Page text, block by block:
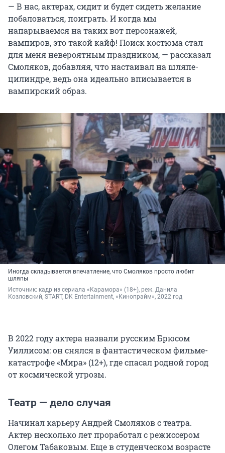
— В нас, актерах, сидит и будет сидеть желание
побаловаться, поиграть. И когда мы
напарываемся на таких вот персонажей,
вампиров, это такой кайф! Поиск костюма стал
для меня невероятным праздником, — рассказал
Смоляков, добавляя, что настаивал на шляпе-
цилиндре, ведь она идеально вписывается в
вампирский образ.
Иногда складывается впечатление, что Смоляков просто любит
шляпы
Источник: кадр из сериала «Карамора» (18+), реж. Данила
Козловский, START, DK Entertainment, «Кинопрайм», 2022 год
В 2022 году актера назвали русским Брюсом
Уиллисом: он снялся в фантастическом фильме-
катастрофе «Мира» (12+), где спасал родной город
от космической угрозы.
Театр — дело случая
Начинал карьеру Андрей Смоляков с театра.
Актер несколько лет проработал с режиссером
Олегом Табаковым. Еще в студенческом возрасте